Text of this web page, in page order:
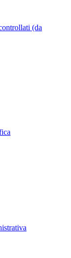
(da